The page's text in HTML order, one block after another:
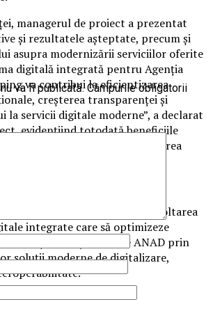
managerul de proiect a prezentat
și rezultatele așteptate, precum și
asupra modernizării serviciilor oferite
digitală integrată pentru Agenția
va contribui la eficientizarea
creșterea transparenței și
la servicii digitale moderne”, a declarat
evidențiind totodată beneficiile
de procesare și optimizarea
al proiectului îl reprezintă dezvoltarea
integrate care să optimizeze
și operaționale ale ANAD prin
soluții moderne de digitalizare,
va fi publicată. Câmpurile obligatorii